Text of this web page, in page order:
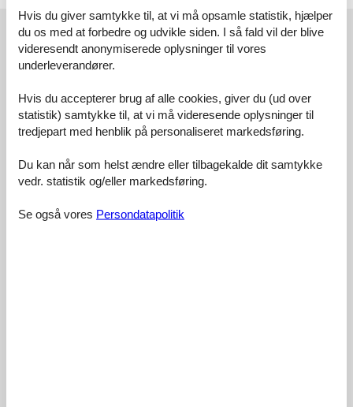
Eksterne anmeldelser
Vores gæsteanmeldelserEksterne anmeldelser
2,6
Venlighed:
Hvis du giver samtykke til, at vi må opsamle statistik, hjælper
du os med at forbedre og udvikle siden. I så fald vil der blive
videresendt anonymiserede oplysninger til vores
underleverandører.
Hvis du accepterer brug af alle cookies, giver du (ud over
statistik) samtykke til, at vi må videresende oplysninger til
tredjepart med henblik på personaliseret markedsføring.
Du kan når som helst ændre eller tilbagekalde dit samtykke
vedr. statistik og/eller markedsføring.
Se også vores Persondatapolitik